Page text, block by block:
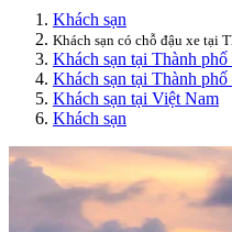
Khách sạn
Khách sạn có chỗ đậu xe tại
Khách sạn tại Thành
Khách sạn tại Thành
Khách sạn tại Việt Nam
Khách sạn